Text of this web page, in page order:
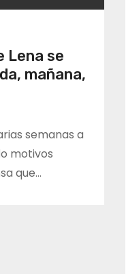
Lena se
mañana,
semanas a
motivos
que…